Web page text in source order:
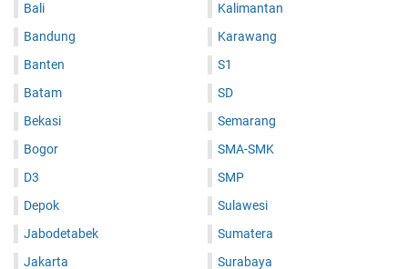
Bali
Bandung
Banten
Batam
Bekasi
Bogor
D3
Depok
Jabodetabek
Jakarta
Kalimantan
Karawang
S1
SD
Semarang
SMA-SMK
SMP
Sulawesi
Sumatera
Surabaya